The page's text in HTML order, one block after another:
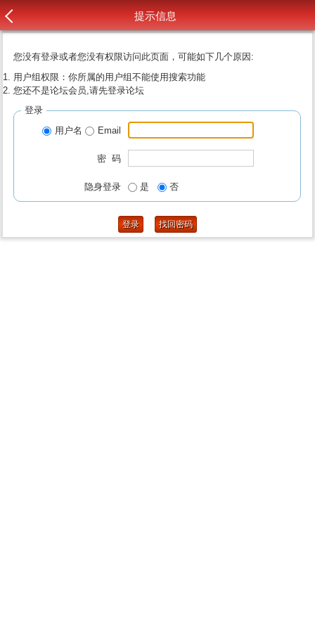
提示信息
您没有登录或者您没有权限访问此页面，可能如下几个原因:
用户组权限：你所属的用户组不能使用搜索功能
您还不是论坛会员,请先登录论坛
登录
用户名
Email
密 码
隐身登录 是 否